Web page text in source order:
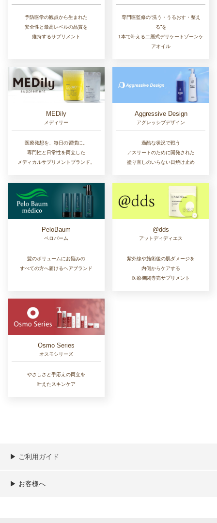
予防医学の観点から生まれた
安全性と最高レベルの品質を
維持するサプリメント
専門医監修の“洗う・うるおす・整え
る”を
1本で叶える二層式デリケートゾーンケ
アオイル
MEDily
メディリー
医療発想を、毎日の習慣に。
専門性と日常性を両立した
メディカルサプリメントブランド。
Aggressive Design
アグレッシブデザイン
過酷な状況で戦う
アスリートのために開発された
塗り直しのいらない日焼け止め
PeloBaum
ペロバーム
髪のボリュームにお悩みの
すべての方へ届けるヘアブランド
@dds
アットディディエス
紫外線や施術後の肌ダメージを
内側からケアする
医療機関専売サプリメント
Osmo Series
オスモシリーズ
やさしさと手応えの両立を
叶えたスキンケア
▶︎ ご利用ガイド
ご利用ガイド
決済／配送／送料について
取り扱い商品一覧
顧客情報の取扱について
特定商取引法の表記
▶︎ お客様へ